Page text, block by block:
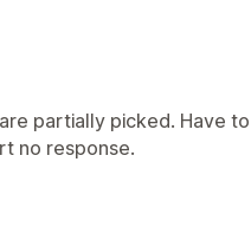
partially picked. Have
no response.